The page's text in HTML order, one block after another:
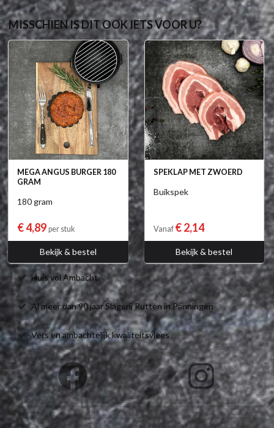
MISSCHIEN IS DIT OOK IETS VOOR U?
MEGA ANGUS BURGER 180
GRAM
180 gram
€ 4,89 per stuk
Bekijk & bestel
SPEKLAP MET ZWOERD
Buikspek
Vanaf € 2,14
Bekijk & bestel
Huis vol Ambacht
Al meer dan 90 jaar Slagerij Rutten in Panningen
Vers en ambachtelijk kwaliteitsvlees